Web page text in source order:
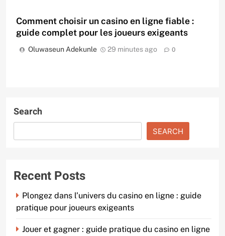
Comment choisir un casino en ligne fiable :
guide complet pour les joueurs exigeants
Oluwaseun Adekunle 29 minutes ago 0
Search
SEARCH
Recent Posts
Plongez dans l’univers du casino en ligne : guide
pratique pour joueurs exigeants
Jouer et gagner : guide pratique du casino en ligne